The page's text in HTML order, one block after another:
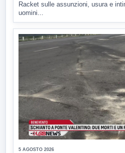
Racket sulle assunzioni, usura e
uomini...
5 AGOSTO 2026